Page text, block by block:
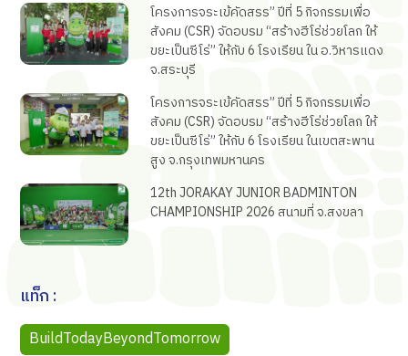
โครงการจระเข้คัดสรร” ปีที่ 5 กิจกรรมเพื่อ
สังคม (CSR) จัดอบรม “สร้างฮีโร่ช่วยโลก ให้
ขยะเป็นซีโร่” ให้กับ 6 โรงเรียน ใน อ.วิหารแดง
จ.สระบุรี
โครงการจระเข้คัดสรร” ปีที่ 5 กิจกรรมเพื่อ
สังคม (CSR) จัดอบรม “สร้างฮีโร่ช่วยโลก ให้
ขยะเป็นซีโร่” ให้กับ 6 โรงเรียน ในเขตสะพาน
สูง จ.กรุงเทพมหานคร
12th JORAKAY JUNIOR BADMINTON
CHAMPIONSHIP 2026 สนามที่ จ.สงขลา
แท็ก :
BuildTodayBeyondTomorrow